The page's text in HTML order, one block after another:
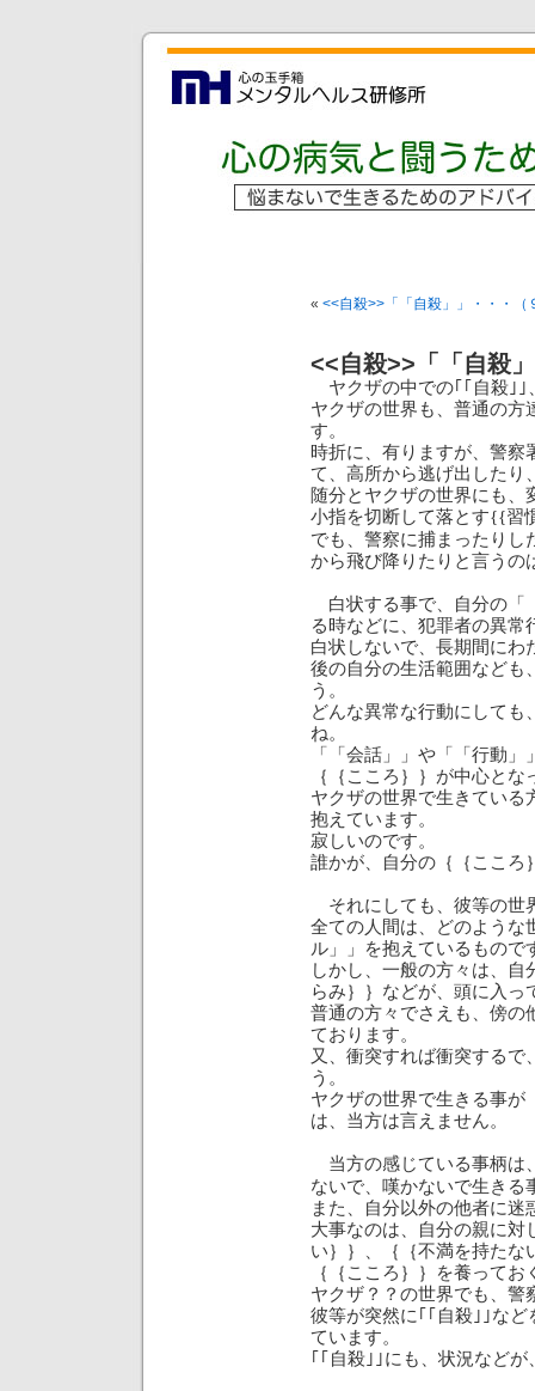
« <<自殺>>「「自殺」」・・・（
<<自殺>>「「自殺
ヤクザの中での｢｢自殺｣｣
ヤクザの世界も、普通の
す。
時折に、有りますが、警察
て、高所から逃げ出したり
随分とヤクザの世界にも、
小指を切断して落とす{{習
でも、警察に捕まったり
から飛び降りたりと言うの
白状する事で、自分の「
る時などに、犯罪者の異常
白状しないで、長期間に
後の自分の生活範囲なども
う。
どんな異常な行動にして
ね。
「「会話」」や「「行動
｛｛こころ｝｝が中心と
ヤクザの世界で生きている
抱えています。
寂しいのです。
誰かが、自分の｛｛こころ
それにしても、彼等の世
全ての人間は、どのような
ル」」を抱えているもので
しかし、一般の方々は、
らみ｝｝などが、頭に入っ
普通の方々でさえも、傍の
ております。
又、衝突すれば衝突する
う。
ヤクザの世界で生きる事が
は、当方は言えません。
当方の感じている事柄は
ないで、嘆かないで生きる
また、自分以外の他者に
大事なのは、自分の親に対
い｝｝、｛｛不満を持た
｛｛こころ｝｝を養って
ヤクザ？？の世界でも、
彼等が突然に｢｢自殺｣｣な
ています。
｢｢自殺｣｣にも、状況など